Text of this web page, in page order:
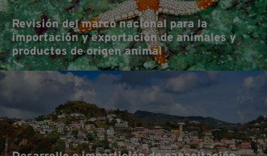
Revisión del marco nacional para la
importación y exportación de animales y
productos de origen animal